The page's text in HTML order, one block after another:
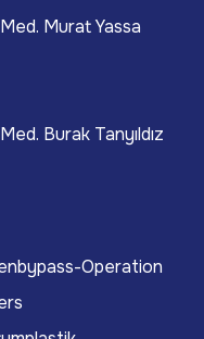
Murat Yassa
Burak Tanyıldız
Operation